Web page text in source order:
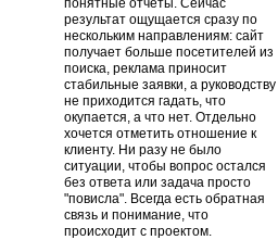
понятные отчеты. Сейчас
результат ощущается сразу по
нескольким направлениям: сайт
получает больше посетителей из
поиска, реклама приносит
стабильные заявки, а руководству
не приходится гадать, что
окупается, а что нет. Отдельно
хочется отметить отношение к
клиенту. Ни разу не было
ситуации, чтобы вопрос остался
без ответа или задача просто
"повисла". Всегда есть обратная
связь и понимание, что
происходит с проектом.